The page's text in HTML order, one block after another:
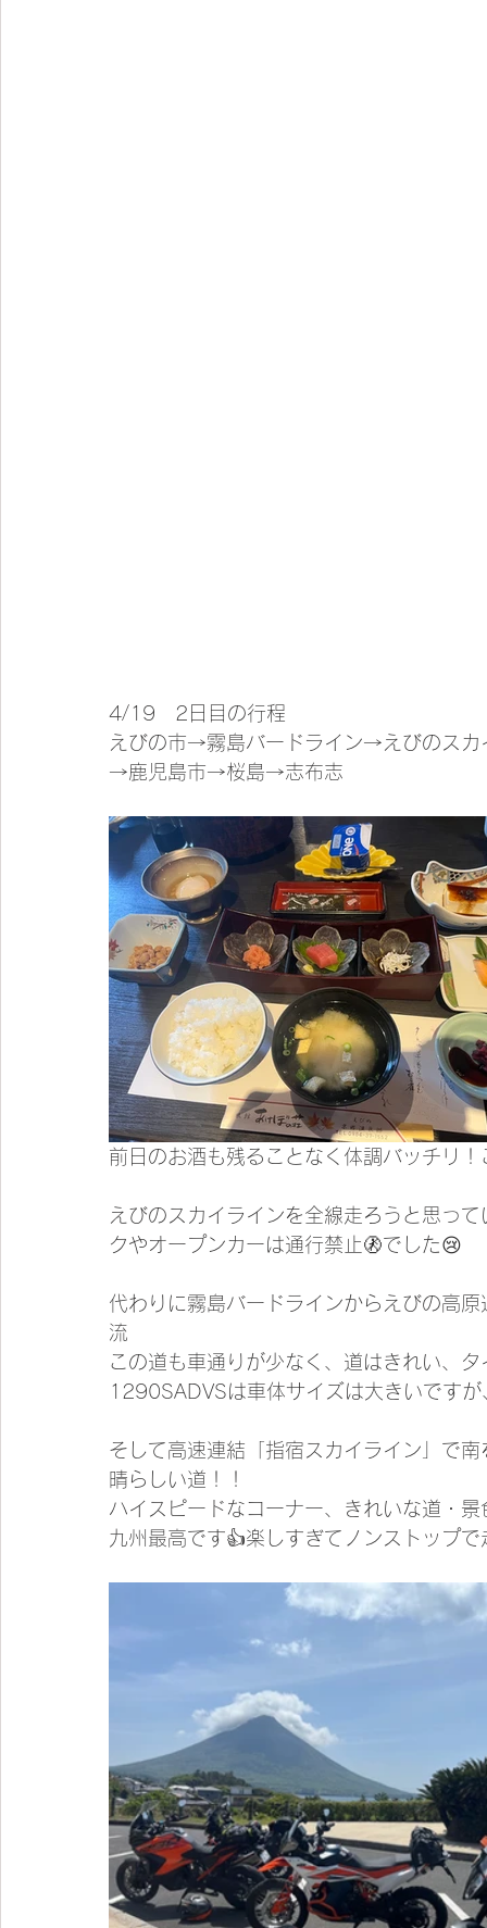
4/19　2日目の行程
えびの市→霧島バードライン→えびのス
→鹿児島市→桜島→志布志
前日のお酒も残ることなく体調バッチリ
えびのスカイラインを全線走ろうと思っ
クやオープンカーは通行禁止🚷でした😢
代わりに霧島バードラインからえびの高
流
この道も車通りが少なく、道はきれい、
1290SADVSは車体サイズは大きいです
そして高速連結「指宿スカイライン」で
晴らしい道！！
ハイスピードなコーナー、きれいな道・
九州最高です👍楽しすぎてノンストップ